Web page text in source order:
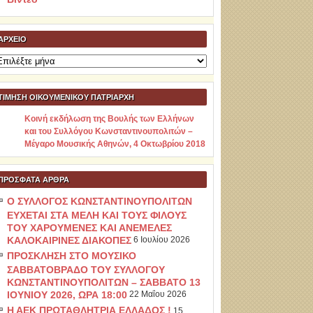
ΟΙΚΟΥΜΕΝΙΚΟΥ ΠΑΤΡΙΑΡΧΗ
Κοινή εκδήλωση της Βουλής των Ελλήνων
και του Συλλόγου Κωνσταντινουπολιτών –
Μέγαρο Μουσικής Αθηνών, 4 Οκτωβρίου 2018
ΆΡΘΡΑ
Ο ΣΥΛΛΟΓΟΣ ΚΩΝΣΤΑΝΤΙΝΟΥΠΟΛΙΤΩΝ
ΕΥΧΕΤΑΙ ΣΤΑ ΜΕΛΗ ΚΑΙ ΤΟΥΣ ΦΙΛΟΥΣ
ΤΟΥ ΧΑΡΟΥΜΕΝΕΣ ΚΑΙ ΑΝΕΜΕΛΕΣ
ΚΑΛΟΚΑΙΡΙΝΕΣ ΔΙΑΚΟΠΕΣ 6 Ιουλίου 2026
ΠΡΟΣΚΛΗΣΗ ΣΤΟ ΜΟΥΣΙΚΟ
ΣΑΒΒΑΤΟΒΡΑΔΟ ΤΟΥ ΣΥΛΛΟΓΟΥ
ΚΩΝΣΤΑΝΤΙΝΟΥΠΟΛΙΤΩΝ – ΣΑΒΒΑΤΟ 13
ΙΟΥΝΙΟΥ 2026, ΩΡΑ 18:00 22 Μαΐου 2026
Η ΑΕΚ ΠΡΩΤΑΘΛΗΤΡΙΑ ΕΛΛΑΔΟΣ !